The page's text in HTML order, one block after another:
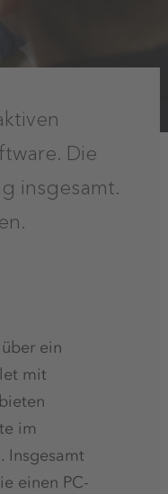
Die
insgesamt.
ein
mit
im
Insgesamt
einen PC-